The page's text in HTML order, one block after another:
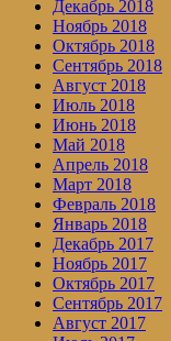
Декабрь 2018
Ноябрь 2018
Октябрь 2018
Сентябрь 2018
Август 2018
Июль 2018
Июнь 2018
Май 2018
Апрель 2018
Март 2018
Февраль 2018
Январь 2018
Декабрь 2017
Ноябрь 2017
Октябрь 2017
Сентябрь 2017
Август 2017